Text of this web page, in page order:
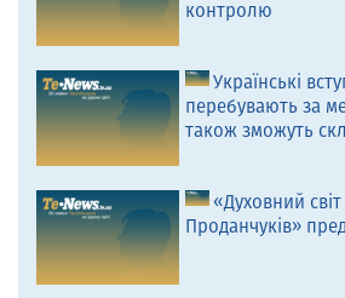
контролю
Українські
перебувають за
також зможуть
«Духовний світ
Проданчуків»